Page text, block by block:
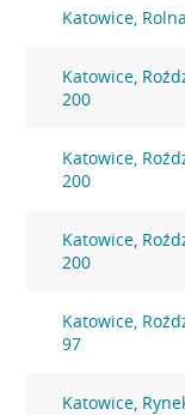
Katowice,
Katowice,
200
Katowice,
200
Katowice,
200
Katowice,
97
Katowice,